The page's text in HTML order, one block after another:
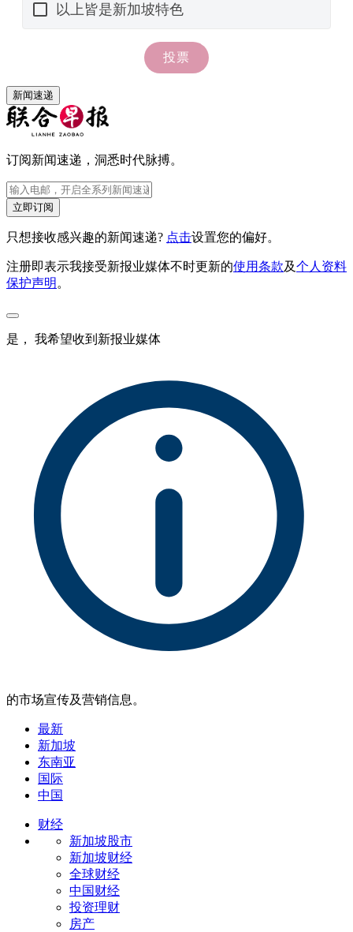
新闻速递
订阅新闻速递，洞悉时代脉搏。
立即订阅
只想接收感兴趣的新闻速递? 点击设置您的偏好。
注册即表示我接受新报业媒体不时更新的使用条款及个人资料
保护声明 。
是， 我希望收到新报业媒体
的市场宣传及营销信息。
最新
新加坡
东南亚
国际
中国
财经
新加坡股市
新加坡财经
全球财经
中国财经
投资理财
房产